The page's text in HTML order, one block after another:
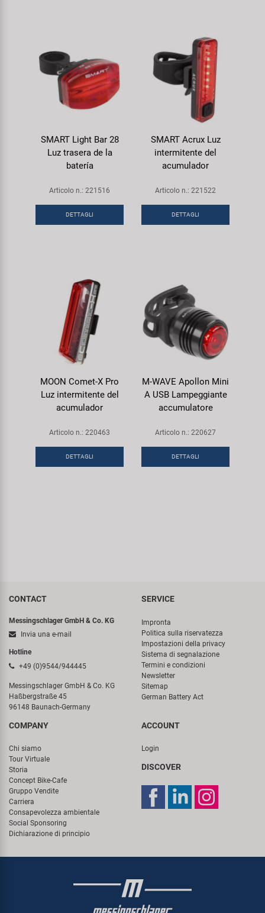
SMART Light Bar 28
Luz trasera de la
batería
Articolo n.: 221516
DETTAGLI
SMART Acrux Luz
intermitente del
acumulador
Articolo n.: 221522
DETTAGLI
MOON Comet-X Pro
Luz intermitente del
acumulador
Articolo n.: 220463
DETTAGLI
M-WAVE Apollon Mini
A USB Lampeggiante
accumulatore
Articolo n.: 220627
DETTAGLI
CONTACT
Messingschlager GmbH & Co. KG
Invia una e-mail
Hotline
+49 (0)9544/944445
Messingschlager GmbH & Co. KG
Haßbergstraße 45
96148 Baunach-Germany
SERVICE
Impronta
Politica sulla riservatezza
Impostazioni della privacy
Sistema di segnalazione
Termini e condizioni
Newsletter
Sitemap
German Battery Act
COMPANY
Chi siamo
Tour Virtuale
Storia
Concept Bike-Cafe
Gruppo Vendite
Carriera
Consapevolezza ambientale
Social Sponsoring
Dichiarazione di principio
ACCOUNT
Login
DISCOVER